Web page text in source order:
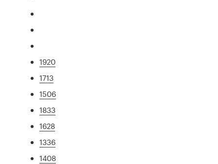
1920
1713
1506
1833
1628
1336
1408